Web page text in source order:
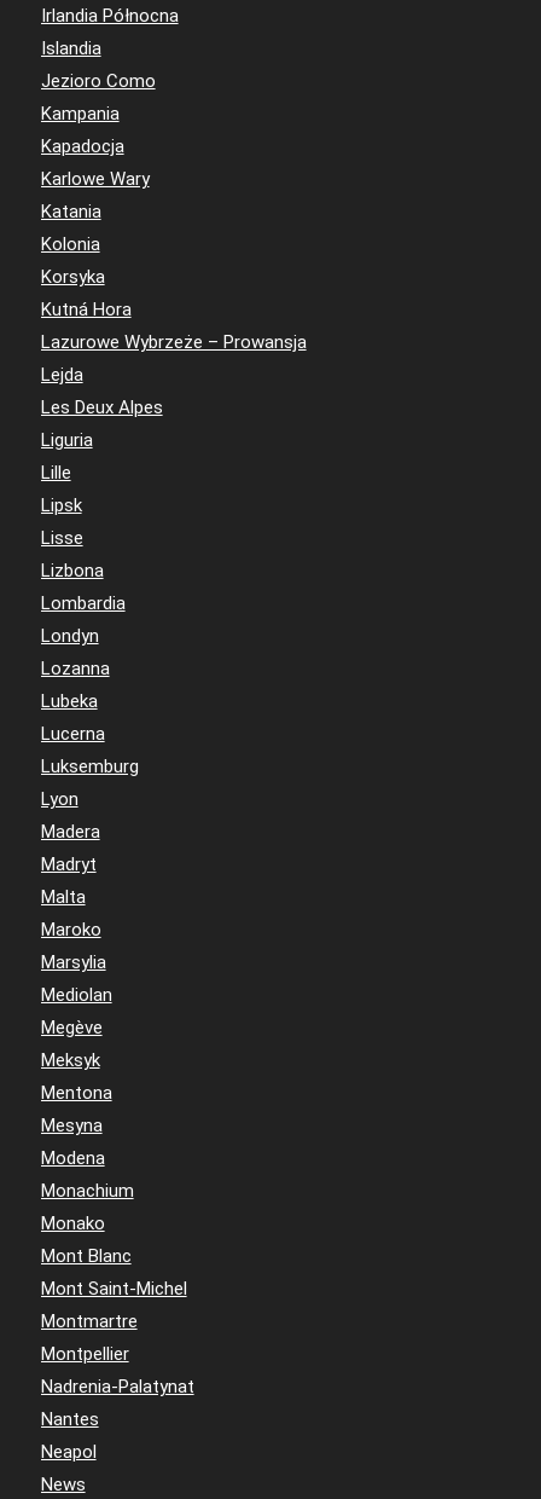
Irlandia Północna
Islandia
Jezioro Como
Kampania
Kapadocja
Karlowe Wary
Katania
Kolonia
Korsyka
Kutná Hora
Lazurowe Wybrzeże – Prowansja
Lejda
Les Deux Alpes
Liguria
Lille
Lipsk
Lisse
Lizbona
Lombardia
Londyn
Lozanna
Lubeka
Lucerna
Luksemburg
Lyon
Madera
Madryt
Malta
Maroko
Marsylia
Mediolan
Megève
Meksyk
Mentona
Mesyna
Modena
Monachium
Monako
Mont Blanc
Mont Saint-Michel
Montmartre
Montpellier
Nadrenia-Palatynat
Nantes
Neapol
News